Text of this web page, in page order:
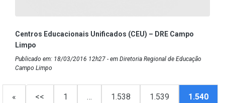
Centros Educacionais Unificados (CEU) – DRE Campo
Limpo
Publicado em: 18/03/2016 12h27 - em Diretoria Regional de Educação
Campo Limpo
« << 1 … 1.538 1.539 1.540